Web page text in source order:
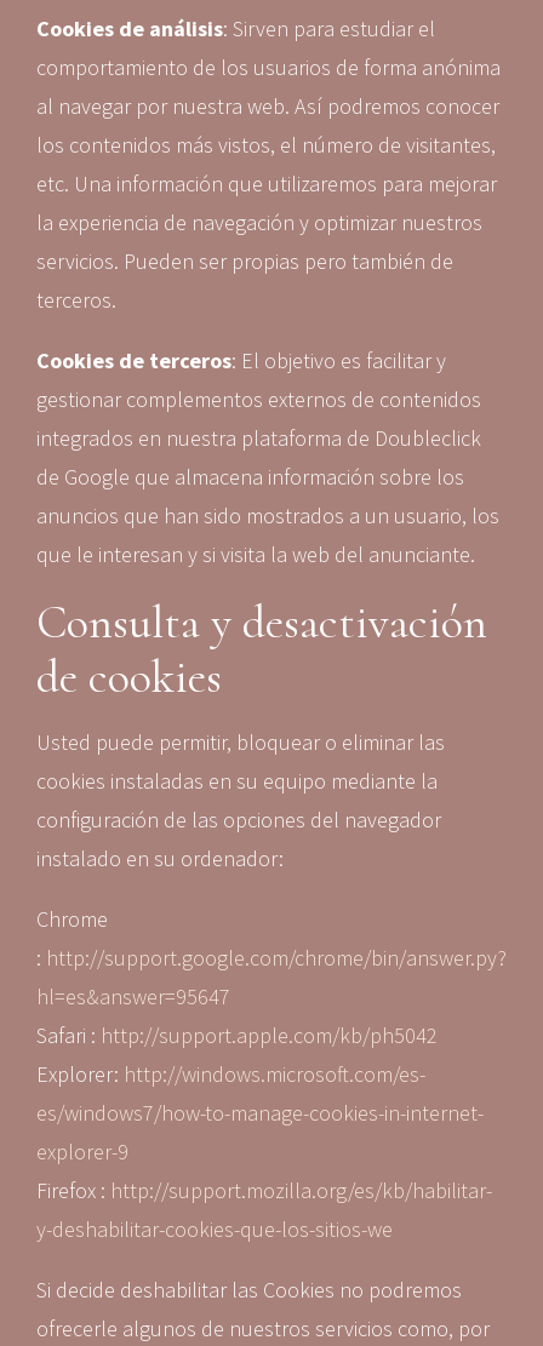
Cookies de análisis: Sirven para estudiar el
comportamiento de los usuarios de forma anónima
al navegar por nuestra web. Así podremos conocer
los contenidos más vistos, el número de visitantes,
etc. Una información que utilizaremos para mejorar
la experiencia de navegación y optimizar nuestros
servicios. Pueden ser propias pero también de
terceros.
Cookies de terceros: El objetivo es facilitar y
gestionar complementos externos de contenidos
integrados en nuestra plataforma de Doubleclick
de Google que almacena información sobre los
anuncios que han sido mostrados a un usuario, los
que le interesan y si visita la web del anunciante.
Consulta y desactivación
de cookies
Usted puede permitir, bloquear o eliminar las
cookies instaladas en su equipo mediante la
configuración de las opciones del navegador
instalado en su ordenador:
Chrome
: http://support.google.com/chrome/bin/answer.py?
hl=es&answer=95647
Safari : http://support.apple.com/kb/ph5042
Explorer: http://windows.microsoft.com/es-
es/windows7/how-to-manage-cookies-in-internet-
explorer-9
Firefox : http://support.mozilla.org/es/kb/habilitar-
y-deshabilitar-cookies-que-los-sitios-we
Si decide deshabilitar las Cookies no podremos
ofrecerle algunos de nuestros servicios como, por